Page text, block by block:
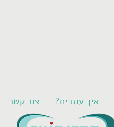
צור קשר ?איך עוזרים